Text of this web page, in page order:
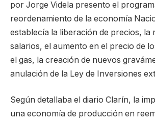
por Jorge Videla presento el
reordenamiento de la economía
establecía la liberación de precios, la
salarios, el aumento en el precio de
el gas, la creación de nuevos
anulación de la Ley de Inversiones
Según detallaba el diario Clarín, la
una economía de producción en